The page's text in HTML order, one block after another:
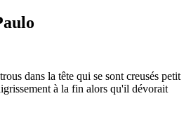
dans la tête qui se sont creusés petit
à la fin alors qu'il dévorait